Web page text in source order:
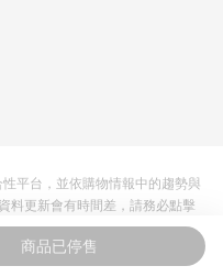
商品已停售
平台，並依購物情報中的趨勢與
料更新會有時間差，請務必點擊
件，一切資訊以合作廠商網頁為